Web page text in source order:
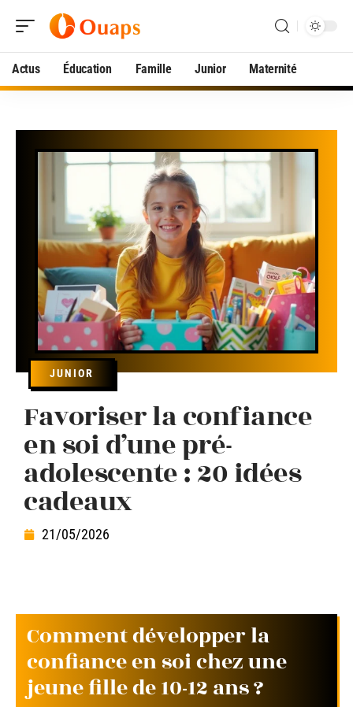
Actus Éducation Famille Junior Maternité
JUNIOR
Favoriser la confiance
en soi d’une pré-
adolescente : 20 idées
cadeaux
21/05/2026
Comment développer la
confiance en soi chez une
jeune fille de 10-12 ans ?